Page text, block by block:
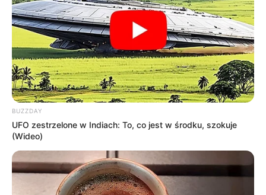
które ukazały sięw ostatnim tygodniu
komentarzu. Wszystkiepoprzednie wpisy z seriiznajdziecie
na portalu pod dedykowanym tagiemCo nowego na 4K
BUZZDAY
UFO zestrzelone w Indiach: To, co jest w środku, szokuje
(Wideo)